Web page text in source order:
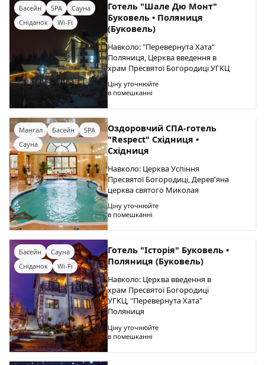
Басейн SPA
Сауна
Сніданок
Wi-Fi
Готель "Шале Дю Монт"
Буковель • Поляниця
(Буковель)
Навколо: "Перевернута Хата"
Поляниця, Церква введення в
храм Пресвятої Богородиці УГКЦ
Ціну уточнюйте
в помешканні
Мангал Басейн
SPA
Сауна
Оздоровчий СПА-готель
"Respect" Східниця •
Східниця
Навколо: Церква Успіння
Пресвятої Богородиці, Дерев'яна
церква святого Миколая
Ціну уточнюйте
в помешканні
Басейн
Сауна
Сніданок
Wi-Fi
Готель "Історія" Буковель •
Поляниця (Буковель)
Навколо: Церква введення в
храм Пресвятої Богородиці
УГКЦ, "Перевернута Хата"
Поляниця
Ціну уточнюйте
в помешканні